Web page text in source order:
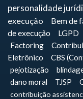
personalidade
execução
Bem de
de execução
LGPD
Factoring
Eletrônico
CBS
pejotização
dano moral
TJSP
contribuição